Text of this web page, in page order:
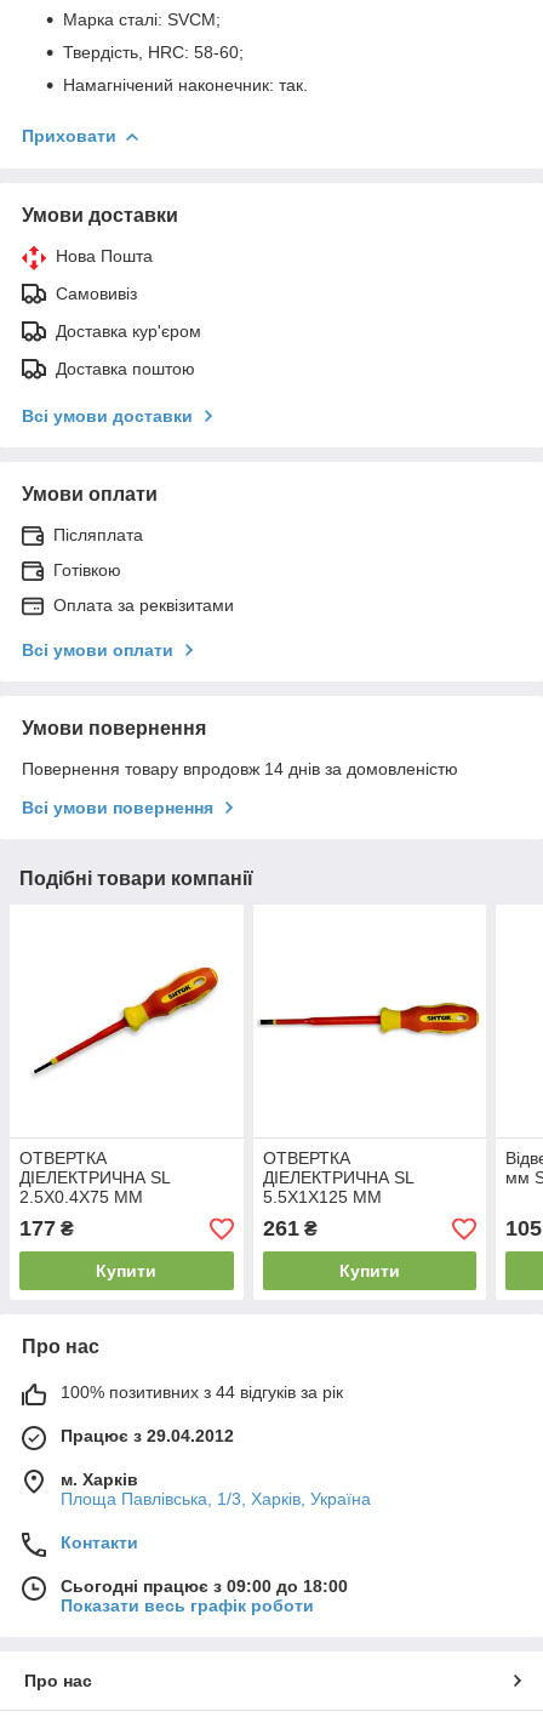
Марка сталі: SVCM;
Твердість, HRC: 58-60;
Намагнічений наконечник: так.
Приховати
Умови доставки
Нова Пошта
Самовивіз
Доставка кур'єром
Доставка поштою
Всі умови доставки
Умови оплати
Післяплата
Готівкою
Оплата за реквізитами
Всі умови оплати
Умови повернення
Повернення товару впродовж 14 днів за домовленістю
Всі умови повернення
Подібні товари компанії
ОТВЕРТКА
ДІЕЛЕКТРИЧНА SL
2.5Х0.4Х75 ММ
177 ₴
Купити
ОТВЕРТКА
ДІЕЛЕКТРИЧНА SL
5.5Х1X125 ММ
261₴
Купити
мм
105
Про нас
100% позитивних з 44 відгуків за рік
Працює з 29.04.2012
м. Харків
Площа Павлівська, 1/3, Харків, Україна
Контакти
Сьогодні працює з 09:00 до 18:00
Показати весь графік роботи
Про нас